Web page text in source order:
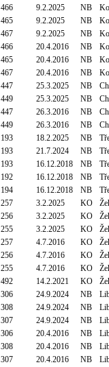
466 9.2.2025 NB
465 9.2.2025 NB
467 9.2.2025 NB
466 20.4.2016 NB
465 20.4.2016 NB
467 20.4.2016 NB
447 25.3.2025 NB
449 25.3.2025 NB
447 26.3.2016 NB
449 26.3.2016 NB
193 18.2.2025 NB
193 21.7.2024 NB
193 16.12.2018 NB
192 16.12.2018 NB
194 16.12.2018 NB
257 3.2.2025 KO
256 3.2.2025 KO
255 3.2.2025 KO
257 4.7.2016 KO
256 4.7.2016 KO
255 4.7.2016 KO
492 14.2.2021 KO
306 24.9.2024 NB
308 24.9.2024 NB
307 24.9.2024 NB
306 20.4.2016 NB
308 20.4.2016 NB
307 20.4.2016 NB